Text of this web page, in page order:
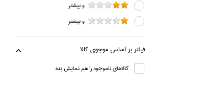
و بيشتر
و بيشتر
فيلتر بر اساس موجوي كالا
كالاهاي ناموجود را هم نمايش بده